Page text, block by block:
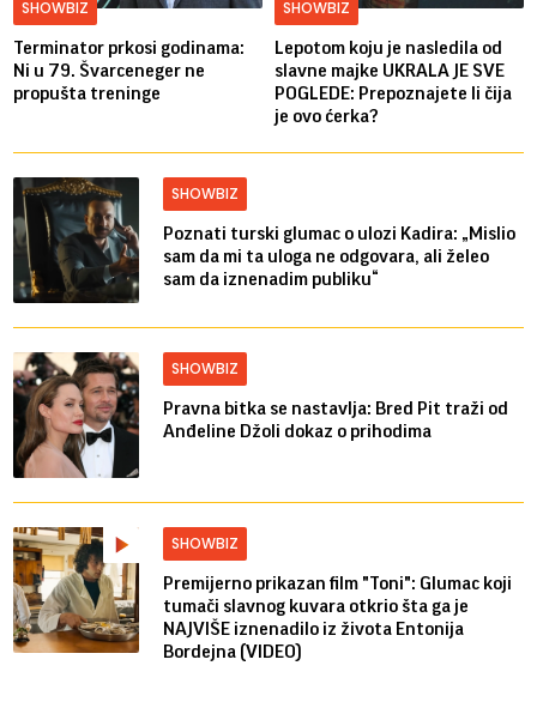
SHOWBIZ
Terminator prkosi godinama:
Ni u 79. Švarceneger ne
propušta treninge
SHOWBIZ
Lepotom koju je nasledila od
slavne majke UKRALA JE SVE
POGLEDE: Prepoznajete li čija
je ovo ćerka?
SHOWBIZ
Poznati turski glumac o ulozi Kadira: „Mislio
sam da mi ta uloga ne odgovara, ali želeo
sam da iznenadim publiku“
SHOWBIZ
Pravna bitka se nastavlja: Bred ​​Pit traži od
Anđeline Džoli dokaz o prihodima
SHOWBIZ
Premijerno prikazan film "Toni": Glumac koji
tumači slavnog kuvara otkrio šta ga je
NAJVIŠE iznenadilo iz života Entonija
Bordejna (VIDEO)